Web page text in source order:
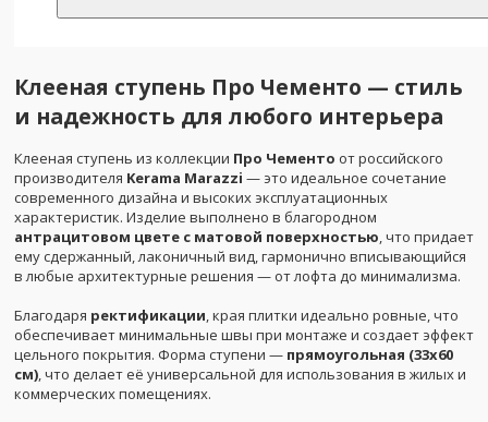
Клееная ступень Про Чементо — стиль
и надежность для любого интерьера
Клееная ступень из коллекции Про Чементо от российского
производителя Kerama Marazzi — это идеальное сочетание
современного дизайна и высоких эксплуатационных
характеристик. Изделие выполнено в благородном
антрацитовом цвете с матовой поверхностью, что придает
ему сдержанный, лаконичный вид, гармонично вписывающийся
в любые архитектурные решения — от лофта до минимализма.
Благодаря ректификации, края плитки идеально ровные, что
обеспечивает минимальные швы при монтаже и создает эффект
цельного покрытия. Форма ступени — прямоугольная (33x60
см), что делает её универсальной для использования в жилых и
коммерческих помещениях.